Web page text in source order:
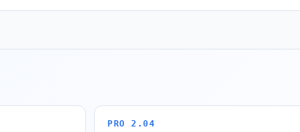
PRO 2.04